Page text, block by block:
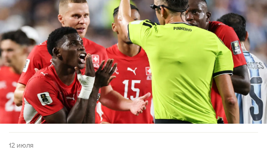
12 июля